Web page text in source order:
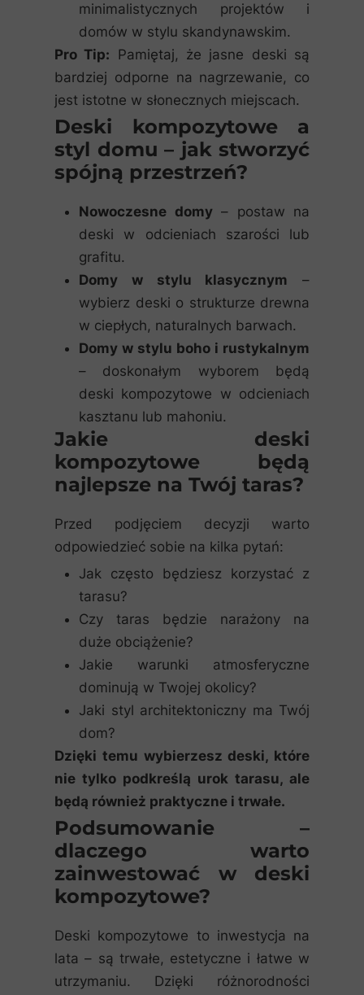
minimalistycznych projektów i
domów w stylu skandynawskim.
Pro Tip: Pamiętaj, że jasne deski są
bardziej odporne na nagrzewanie, co
jest istotne w słonecznych miejscach.
Deski kompozytowe a
styl domu – jak stworzyć
spójną przestrzeń?
Nowoczesne domy– postaw na
deski w odcieniach szarości lub
grafitu.
Domy w stylu klasycznym –
wybierz deski o strukturze drewna
w ciepłych, naturalnych barwach.
Domy w stylu boho i rustykalnym
– doskonałym wyborem będą
deski kompozytowe w odcieniach
kasztanu lub mahoniu.
Jakie deski
kompozytowe będą
najlepsze na Twój taras?
Przed podjęciem decyzji warto
odpowiedzieć sobie na kilka pytań:
Jak często będziesz korzystać z
tarasu?
Czy taras będzie narażony na
duże obciążenie?
Jakie warunki atmosferyczne
dominują w Twojej okolicy?
Jaki styl architektoniczny ma Twój
dom?
Dzięki temu wybierzesz deski, które
nie tylko podkreślą urok tarasu, ale
będą również praktyczne i trwałe.
Podsumowanie –
dlaczego warto
zainwestować w deski
kompozytowe?
Deski kompozytowe to inwestycja na
lata – są trwałe, estetyczne i łatwe w
utrzymaniu. Dzięki różnorodności